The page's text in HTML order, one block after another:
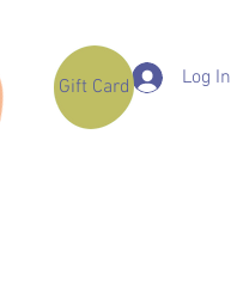
Log In
Gift Card